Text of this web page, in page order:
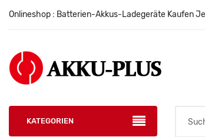
Onlineshop : Batterien-Akkus-Ladegeräte Kaufen
KATEGORIEN